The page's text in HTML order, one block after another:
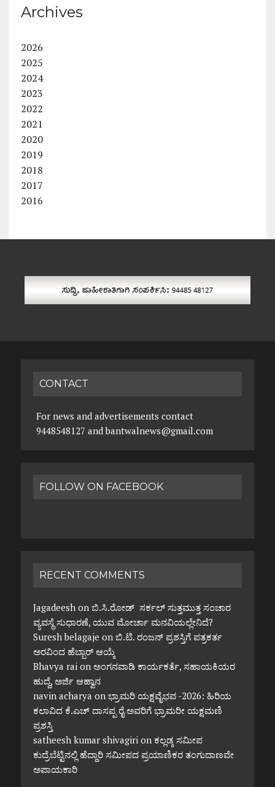
Archives
2026
2025
2024
2023
2022
2021
2020
2019
2018
2017
2016
CONTACT
For news and advertisements contact
9448548127 and bantwalnews@gmail.com
FOLLOW ON FACEBOOK
RECENT COMMENTS
Jagadeeshon ಬಿ.ಸಿ.ರೋಡ್ ಸರ್ಕಲ್ ಸುತ್ತಮುತ್ತ ಸಂಚಾರ
ವ್ಯವಸ್ಥೆ ಸುಧಾರಣೆ, ಯುವ ಮೋರ್ಚಾ ಮನವಿಯಲ್ಲೇನಿದೆ?
Suresh belagaje on ಬಿ.ಟಿ. ರಂಜನ್ ಪ್ರಶಸ್ತಿಗೆ ಪತ್ರಕರ್ತ
ಅರವಿಂದ ಹೆಬ್ಬಾರ್ ಆಯ್ಕೆ
Bhavya raion ಅಂಗನವಾಡಿ ಕಾರ್ಯಕರ್ತೆ, ಸಹಾಯಕಿಯರ
ಹುದ್ದೆ, ಅರ್ಜಿ ಆಹ್ವಾನ
navin acharya on ಭ್ರಾಮರಿ ಯಕ್ಷವೈಭವ -2026: ಹಿರಿಯ
ಕಲಾವಿದ ಕೆ.ಎಚ್ ದಾಸಪ್ಪ ರೈ ಅವರಿಗೆ ಭ್ರಾಮರೀ ಯಕ್ಷಮಣಿ
ಪ್ರಶಸ್ತಿ
satheesh kumar shivagirion ಕಲ್ಲಡ್ಕ ಸಮೀಪ
ಕುದ್ರೆಬೆಟ್ಟಿನಲ್ಲಿ ಹೆದ್ದಾರಿ ಸಮೀಪದ ಪ್ರಯಾಣಿಕರ ತಂಗುದಾಣವೇ
ಅಪಾಯಕಾರಿ